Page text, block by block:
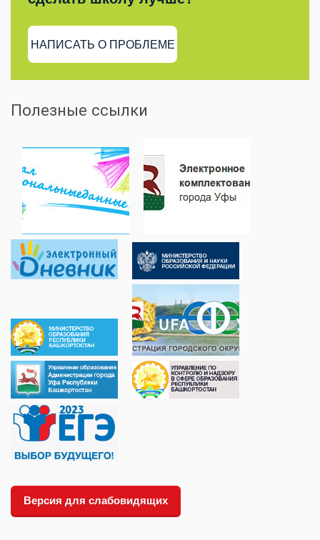
НАПИСАТЬ О ПРОБЛЕМЕ
Полезные ссылки
Версия для слабовидящих